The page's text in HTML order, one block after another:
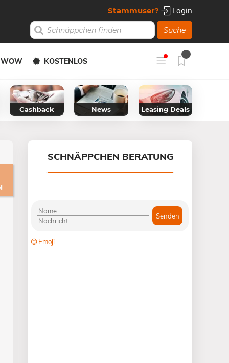
Stammuser? Login
Suche
WOW KOSTENLOS
Cashback News Leasing Deals
SCHNÄPPCHEN BERATUNG